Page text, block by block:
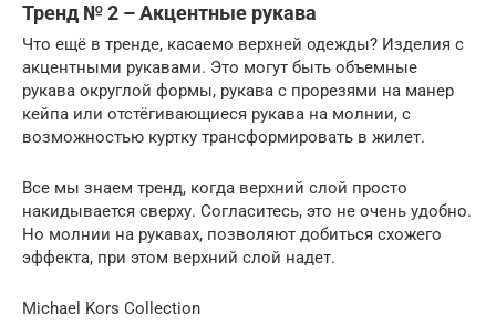
Тренд № 2 – Акцентные рукава
Что ещё в тренде, касаемо верхней одежды? Изделия с
акцентными рукавами. Это могут быть объемные
рукава округлой формы, рукава с прорезями на манер
кейпа или отстёгивающиеся рукава на молнии, с
возможностью куртку трансформировать в жилет.
Все мы знаем тренд, когда верхний слой просто
накидывается сверху. Согласитесь, это не очень удобно.
Но молнии на рукавах, позволяют добиться схожего
эффекта, при этом верхний слой надет.
Michael Kors Collection